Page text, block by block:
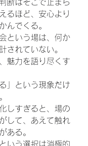
断はそこで止まら
るほど、安心より
んでくる。
という場は、何か
されていない。
魅力を語り尽くす
」という現象だけ
しすぎると、場の
して、あえて触れ
ある。
いう選択は消極的